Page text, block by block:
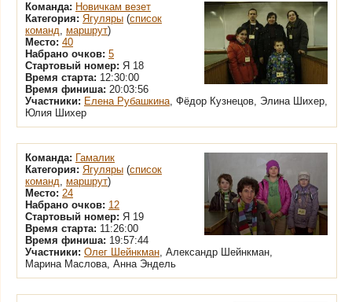
Команда: Новичкам везет
Категория: Ягуляры (список
команд, маршрут)
Место: 40
Набрано очков: 5
Стартовый номер: Я 18
Время старта: 12:30:00
Время финиша: 20:03:56
Участники: Елена Рубашкина, Фёдор Кузнецов, Элина Шихер,
Юлия Шихер
Команда: Гамалик
Категория: Ягуляры (список
команд, маршрут)
Место: 24
Набрано очков: 12
Стартовый номер: Я 19
Время старта: 11:26:00
Время финиша: 19:57:44
Участники: Олег Шейнкман, Александр Шейнкман,
Марина Маслова, Анна Эндель